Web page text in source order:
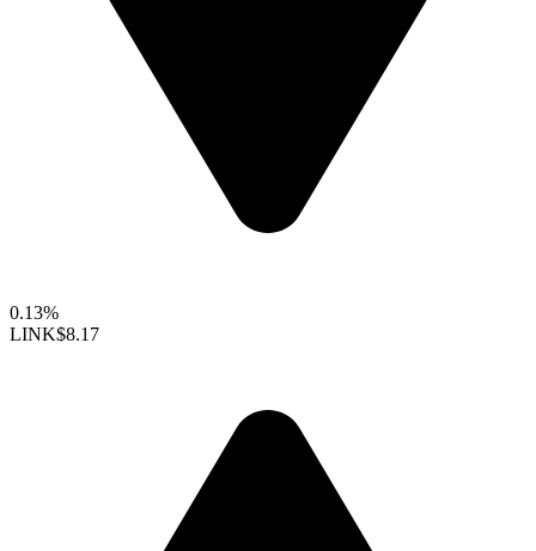
0.13%
LINK$8.17